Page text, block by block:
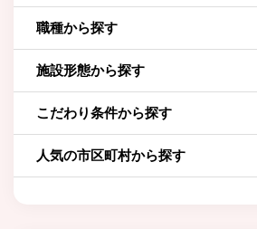
職種から探す
施設形態から探す
こだわり条件から探す
人気の市区町村から探す